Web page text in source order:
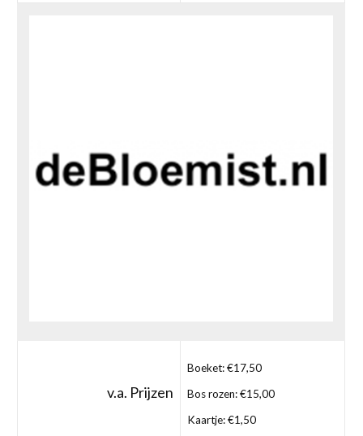
v.a. Prijzen
Boeket: €17,50
Bos rozen: €15,00
Kaartje: €1,50